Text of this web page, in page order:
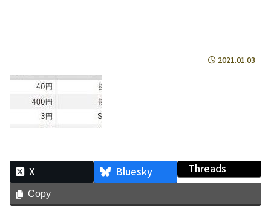
2021.01.03
X Bluesky Threads
Copy